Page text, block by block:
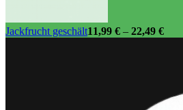
Jackfrucht geschält11,99 € – 22,49 €